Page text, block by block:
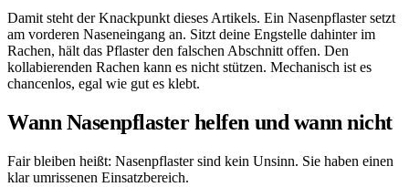
Damit steht der Knackpunkt dieses Artikels. Ein Nasenpflaster setzt
am vorderen Naseneingang an. Sitzt deine Engstelle dahinter im
Rachen, hält das Pflaster den falschen Abschnitt offen. Den
kollabierenden Rachen kann es nicht stützen. Mechanisch ist es
chancenlos, egal wie gut es klebt.
Wann Nasenpflaster helfen und wann nicht
Fair bleiben heißt: Nasenpflaster sind kein Unsinn. Sie haben einen
klar umrissenen Einsatzbereich.